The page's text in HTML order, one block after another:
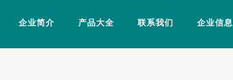
企业简介 产品大全 联系我们 企业信息